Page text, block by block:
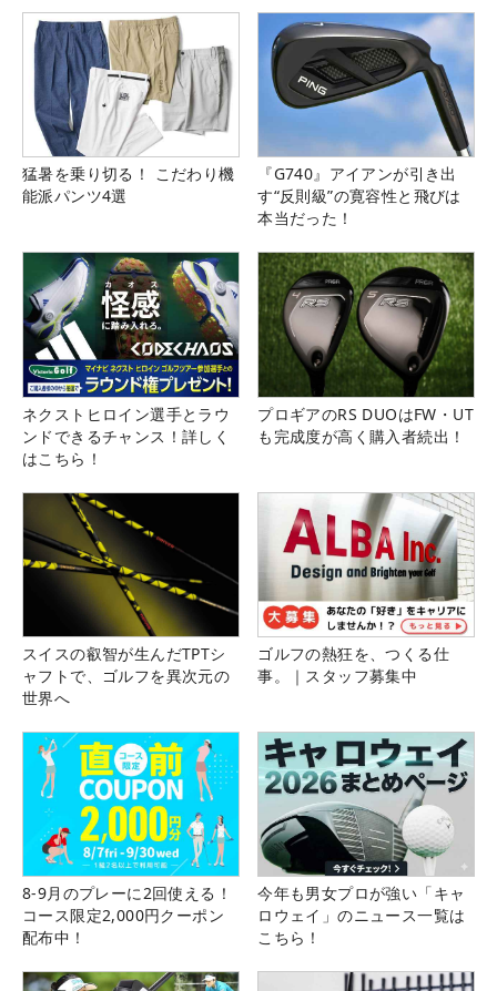
猛暑を乗り切る！ こだわり機
能派パンツ4選
『G740』アイアンが引き出
す“反則級”の寛容性と飛びは
本当だった！
ネクストヒロイン選手とラウ
ンドできるチャンス！詳しく
はこちら！
プロギアのRS DUOはFW・UT
も完成度が高く購入者続出！
スイスの叡智が生んだTPTシ
ャフトで、ゴルフを異次元の
世界へ
ゴルフの熱狂を、つくる仕
事。｜スタッフ募集中
8-9月のプレーに2回使える！
コース限定2,000円クーポン
配布中！
今年も男女プロが強い「キャ
ロウェイ」のニュース一覧は
こちら！